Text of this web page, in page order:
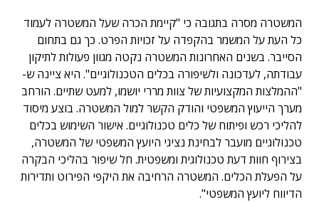
המשטרה מסרה בתגובה כי "קיימת הכרה שעל המשטרה לעמוד
כל העת על המשמר בהקפדה על זכויות הפרט. כך גם בתחום
הסייבר. בשנים האחרונות המשטרה נקטה מגוון פעולות לתיקון
עבודתה, לעדכונה ולשיפורה בכלים הטכנולוגיים". היא ציינה ש-
"ההמלצות המקצועיות של צוות מררי יושמו, למעט שתיים. הורחב
מערך הייעוץ המשפטי והודק הקשר למול המשטרה. בוצע מיסוד
להליכי רכש ופיתוח של כלים טכנולוגיים. אישור השימוש בכלים
טכנולוגיים מועבר לבחינת נציגי היועץ המשפטי של המשטרה,
בצירוף חוות דעת טכנולוגית ומשפטית. חל שיפור בהליכי הבקרה
על הפעלת הכלים. המשטרה הרחיבה את היקפי הפירוט ותדירות
הדיווח ליועץ המשפטי".